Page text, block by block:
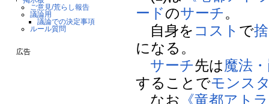
ご意見/荒らし報告
議論用
議論での決定事項
ルール質問
広告
ードのサーチ。
自身を コスト で
になる。
サーチ先は魔法
することでモンス
なお 《竜都アト